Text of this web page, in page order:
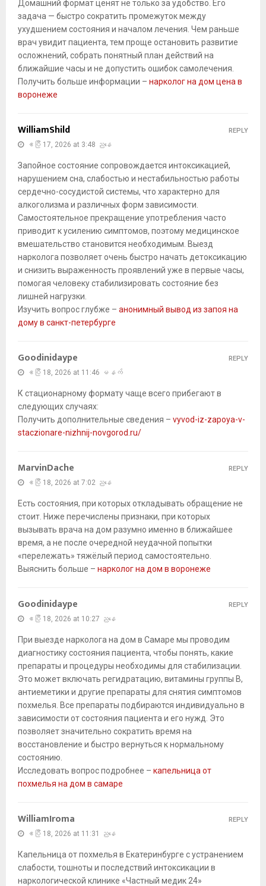
Домашний формат ценят не только за удобство. Его
задача — быстро сократить промежуток между
ухудшением состояния и началом лечения. Чем раньше
врач увидит пациента, тем проще остановить развитие
осложнений, собрать понятный план действий на
ближайшие часы и не допустить ошибок самолечения.
Получить больше информации – нарколог на дом цена в
воронеже
WilliamShild
ဧပြီ 17, 2026 at 3:48 ညနေ
Запойное состояние сопровождается интоксикацией,
нарушением сна, слабостью и нестабильностью работы
сердечно-сосудистой системы, что характерно для
алкоголизма и различных форм зависимости.
Самостоятельное прекращение употребления часто
приводит к усилению симптомов, поэтому медицинское
вмешательство становится необходимым. Выезд
нарколога позволяет очень быстро начать детоксикацию
и снизить выраженность проявлений уже в первые часы,
помогая человеку стабилизировать состояние без
лишней нагрузки.
Изучить вопрос глубже – анонимный вывод из запоя на
дому в санкт-петербурге
REPLY
Goodinidaype
ဧပြီ 18, 2026 at 11:46 မနက်
К стационарному формату чаще всего прибегают в
следующих случаях:
Получить дополнительные сведения – vyvod-iz-zapoya-v-
staczionare-nizhnij-novgorod.ru/
REPLY
MarvinDache
ဧပြီ 18, 2026 at 7:02 ညနေ
Есть состояния, при которых откладывать обращение не
стоит. Ниже перечислены признаки, при которых
вызывать врача на дом разумно именно в ближайшее
время, а не после очередной неудачной попытки
«перележать» тяжёлый период самостоятельно.
Выяснить больше – нарколог на дом в воронеже
REPLY
Goodinidaype
ဧပြီ 18, 2026 at 10:27 ညနေ
При выезде нарколога на дом в Самаре мы проводим
диагностику состояния пациента, чтобы понять, какие
препараты и процедуры необходимы для стабилизации.
Это может включать регидратацию, витамины группы B,
антиеметики и другие препараты для снятия симптомов
похмелья. Все препараты подбираются индивидуально в
зависимости от состояния пациента и его нужд. Это
позволяет значительно сократить время на
восстановление и быстро вернуться к нормальному
состоянию.
Исследовать вопрос подробнее – капельница от
похмелья на дом в самаре
REPLY
WilliamIroma
ဧပြီ 18, 2026 at 11:31 ညနေ
Капельница от похмелья в Екатеринбурге с устранением
слабости, тошноты и последствий интоксикации в
наркологической клинике «Частный медик 24»
REPLY